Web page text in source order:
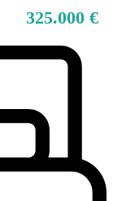
325.000 €